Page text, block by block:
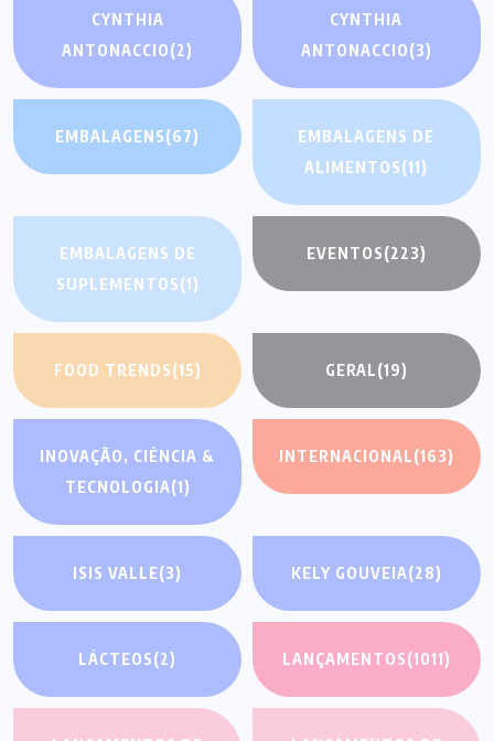
CYNTHIA
ANTONACCIO(2)
CYNTHIA
ANTONACCIO(3)
EMBALAGENS(67)
EMBALAGENS DE
ALIMENTOS(11)
EMBALAGENS DE
SUPLEMENTOS(1)
EVENTOS(223)
FOOD TRENDS(15) GERAL(19)
INOVAÇÃO, CIÊNCIA &
TECNOLOGIA(1)
INTERNACIONAL(163)
ISIS VALLE(3) KELY GOUVEIA(28)
LÁCTEOS(2) LANÇAMENTOS(1011)